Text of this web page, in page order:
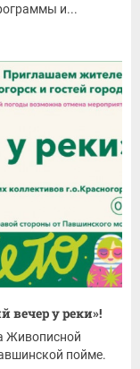
и...
вечер у реки»!
Живописной
пойме.